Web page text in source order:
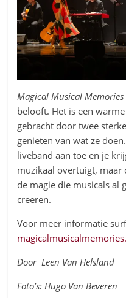
Magical Musical Memories
belooft. Het is een
gebracht door twee
genieten van wat ze
liveband aan toe en je
muzikaal overtuigt,
de magie die musicals al
creëren.
Voor meer informatie
Door Leen Van Helsland
Foto’s: Hugo Van Beveren